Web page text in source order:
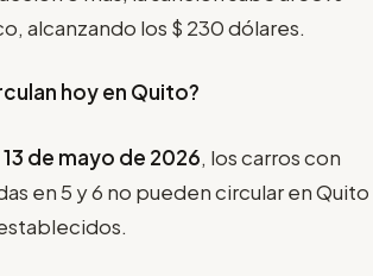
alcanzando los $ 230 dólares.
hoy en Quito?
de mayo de 2026, los carros con
en 5 y 6 no pueden circular en Quito